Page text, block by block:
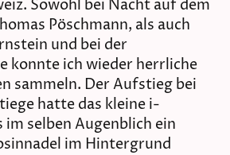
Sowohl bei Nacht auf dem
Pöschmann, als auch
und bei der
konnte ich wieder herrliche
sammeln. Der Aufstieg bei
hatte das kleine i-
im selben Augenblich ein
im Hintergrund